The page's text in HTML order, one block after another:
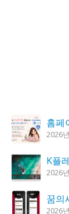
홈페
2026
K플
2026
꿈의
2026